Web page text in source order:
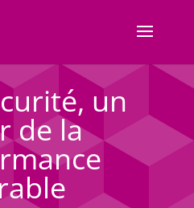
un
de la